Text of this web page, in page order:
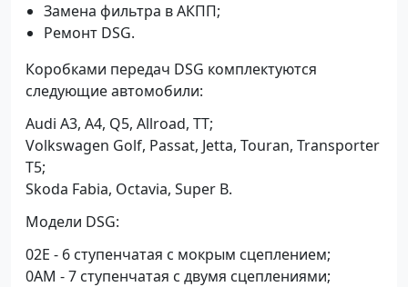
Замена фильтра в АКПП;
Ремонт DSG.
Коробками передач DSG комплектуются
следующие автомобили:
Audi A3, A4, Q5, Allroad, TT;
Volkswagen Golf, Passat, Jetta, Touran, Transporter
T5;
Skoda Fabia, Octavia, Super B.
Модели DSG:
02E - 6 ступенчатая с мокрым сцеплением;
0AM - 7 ступенчатая с двумя сцеплениями;